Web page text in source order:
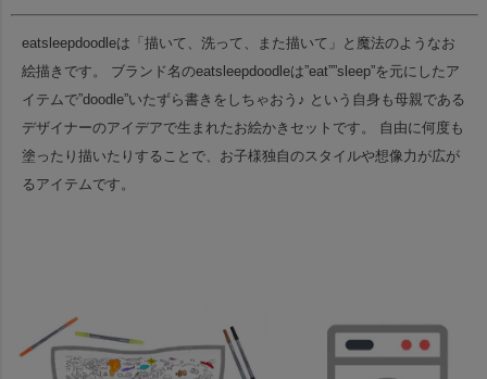
eatsleepdoodleは「描いて、洗って、また描いて」と魔法のようなお
絵描きです。
ブランド名のeatsleepdoodleは”eat””sleep”を元にしたア
イテムで”doodle”いたずら書きをしちゃおう♪ という自身も母親である
デザイナーのアイデアで生まれたお絵かきセットです。
自由に何度も
塗ったり描いたりすることで、お子様独自のスタイルや想像力が広が
るアイテムです。